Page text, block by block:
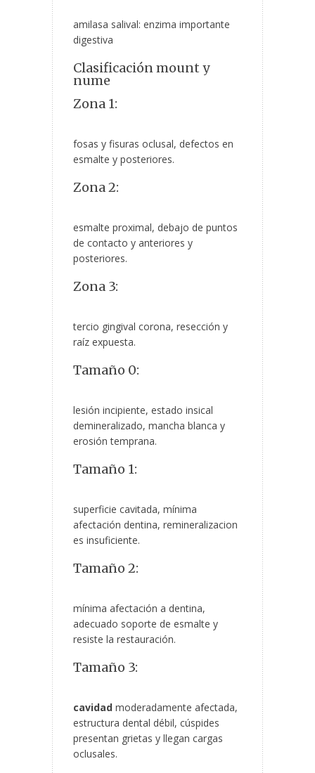
amilasa salival: enzima importante
digestiva
Clasificación mount y
nume
Zona 1:
fosas y fisuras oclusal, defectos en
esmalte y posteriores.
Zona 2:
esmalte proximal, debajo de puntos
de contacto y anteriores y
posteriores.
Zona 3:
tercio gingival corona, resección y
raíz expuesta.
Tamaño 0:
lesión incipiente, estado insical
demineralizado, mancha blanca y
erosión temprana.
Tamaño 1:
superficie cavitada, mínima
afectación dentina, remineralizacion
es insuficiente.
Tamaño 2:
mínima afectación a dentina,
adecuado soporte de esmalte y
resiste la restauración.
Tamaño 3:
cavidad moderadamente afectada,
estructura dental débil, cúspides
presentan grietas y llegan cargas
oclusales.